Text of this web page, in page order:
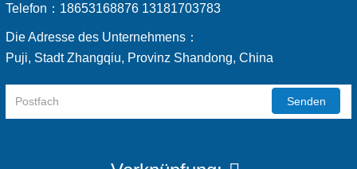
Telefon： 18653168876 13181703783
Die Adresse des Unternehmens：
Puji, Stadt Zhangqiu, Provinz Shandong, China
Senden